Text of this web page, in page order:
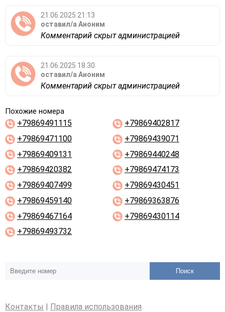
21.06.2025 21:13
оставил/а Аноним
Комментарий скрыт администрацией
21.06.2025 18:30
оставил/а Аноним
Комментарий скрыт администрацией
Похожие номера
+79869491115
+79869402817
+79869471100
+79869439071
+79869409131
+79869440248
+79869420382
+79869474173
+79869407499
+79869430451
+79869459140
+79869363876
+79869467164
+79869430114
+79869493732
Поиск
Контакты | Правила использования